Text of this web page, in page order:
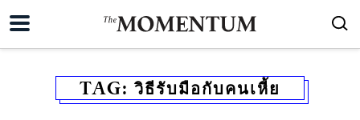
TAG: วิธีรับมือกับคนเหี้ย